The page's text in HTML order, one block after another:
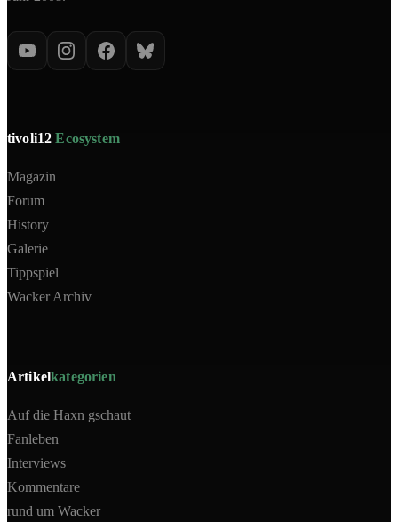
tivoli12Ecosystem
Magazin
Forum
History
Galerie
Tippspiel
Wacker Archiv
Artikelkategorien
Auf die Haxn gschaut
Fanleben
Interviews
Kommentare
rund um Wacker